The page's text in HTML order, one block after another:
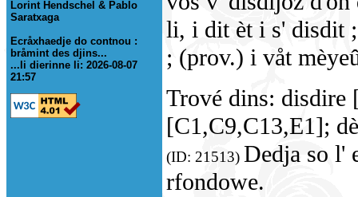
Lorint Hendschel & Pablo
Saratxaga
Ecråxhaedje do contnou :
bråmint des djins...
...li dierinne li: 2026-08-07
21:57
li, i dit èt i s' disdit
; (prov.) i våt
Trové dins: disdire
[C1,C9,C13,E1];
(ID: 21513) Dedja so l'
rfondowe.